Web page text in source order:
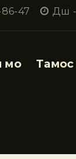
47 Дш -
мо Тамос